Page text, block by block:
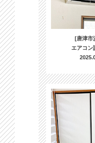
[唐津市
エアコン